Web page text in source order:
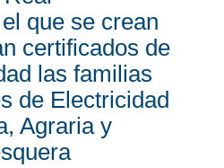
que se crean
certificados de
las familias
de Electricidad
Agraria y